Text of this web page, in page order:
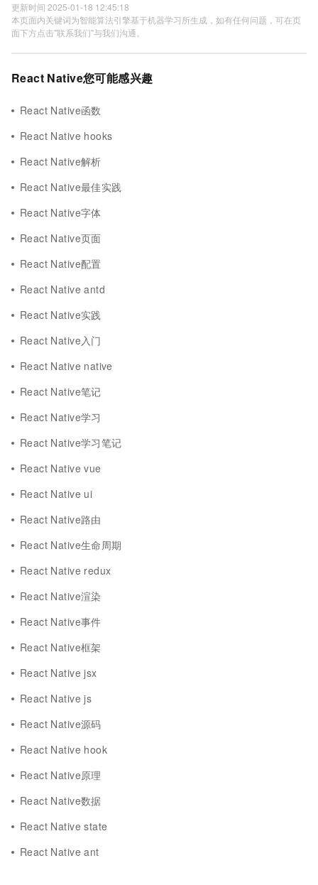
更新时间 2025-01-18 12:45:18
本页面内关键词为智能算法引擎基于机器学习所生成，如有任何问题，可在页
面下方点击"联系我们"与我们沟通。
React Native您可能感兴趣
React Native函数
React Native hooks
React Native解析
React Native最佳实践
React Native字体
React Native页面
React Native配置
React Native antd
React Native实践
React Native入门
React Native native
React Native笔记
React Native学习
React Native学习笔记
React Native vue
React Native ui
React Native路由
React Native生命周期
React Native redux
React Native渲染
React Native事件
React Native框架
React Native jsx
React Native js
React Native源码
React Native hook
React Native原理
React Native数据
React Native state
React Native ant